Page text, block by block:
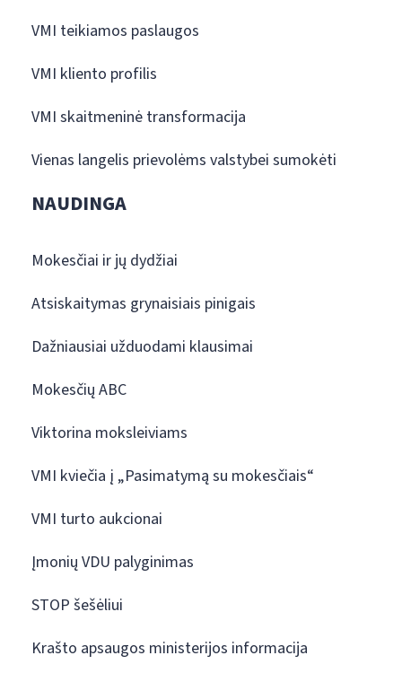
VMI teikiamos paslaugos
VMI kliento profilis
VMI skaitmeninė transformacija
Vienas langelis prievolėms valstybei sumokėti
NAUDINGA
Mokesčiai ir jų dydžiai
Atsiskaitymas grynaisiais pinigais
Dažniausiai užduodami klausimai
Mokesčių ABC
Viktorina moksleiviams
VMI kviečia į „Pasimatymą su mokesčiais“
VMI turto aukcionai
Įmonių VDU palyginimas
STOP šešėliui
Krašto apsaugos ministerijos informacija